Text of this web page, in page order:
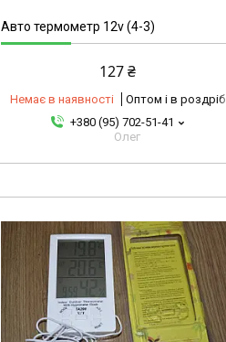
Авто термометр 12v (4-3)
127 ₴
Немає в наявності
Оптом і в роздріб
+380 (95) 702-51-41
Олег